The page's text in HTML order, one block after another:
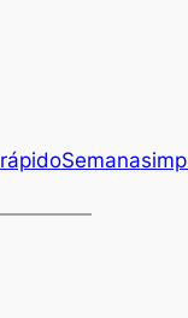
rápidoSemana